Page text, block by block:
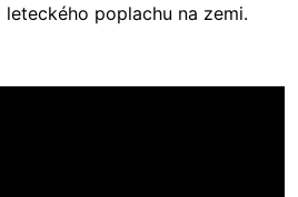
poplachu na zemi.